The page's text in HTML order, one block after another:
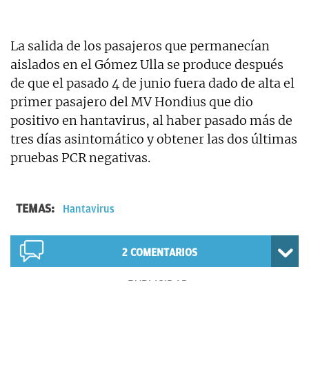
La salida de los pasajeros que permanecían
aislados en el Gómez Ulla se produce después
de que el pasado 4 de junio fuera dado de alta el
primer pasajero del MV Hondius que dio
positivo en hantavirus, al haber pasado más de
tres días asintomático y obtener las dos últimas
pruebas PCR negativas.
TEMAS: Hantavirus
2 COMENTARIOS